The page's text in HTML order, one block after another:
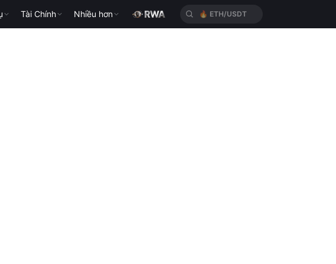
Tài Chính Nhiều hơn 🔥 ETH/USDT